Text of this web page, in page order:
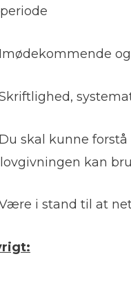
periode
skal kunne
lovgivningen kan
i stand til at